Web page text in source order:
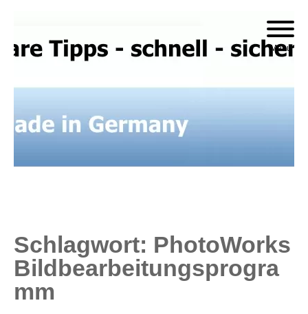
to
content
Menu
Schlagwort: PhotoWorks
Bildbearbeitungsprogra
Mm